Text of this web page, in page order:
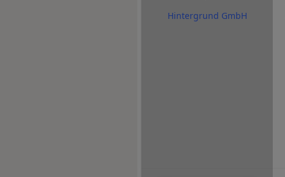
Hintergrund GmbH